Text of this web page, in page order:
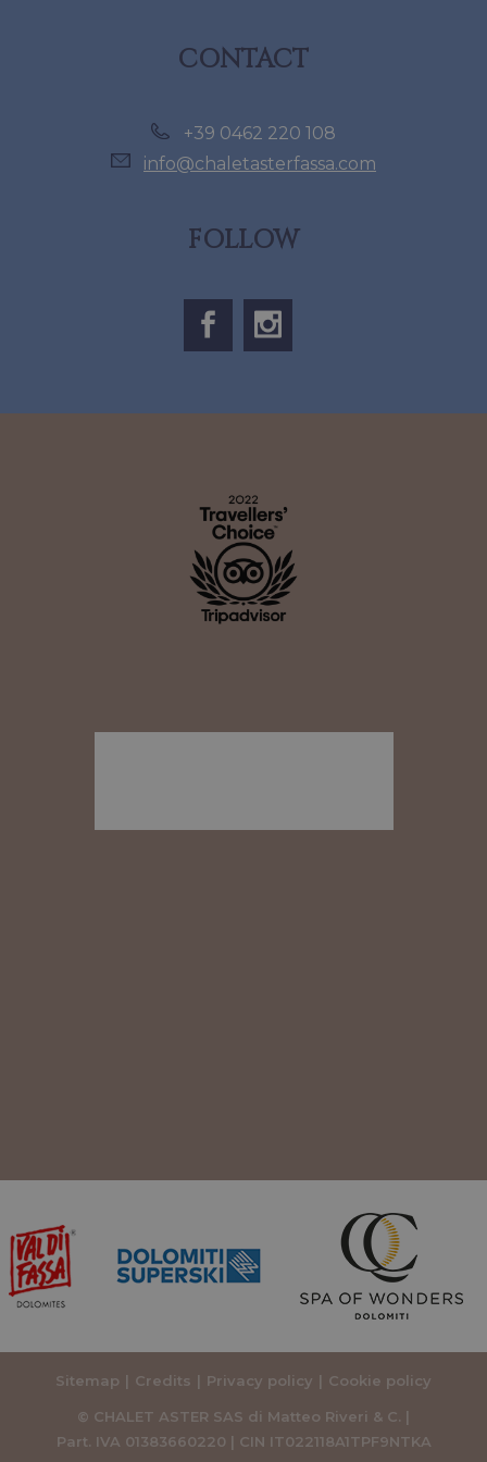
CONTACT
+39 0462 220 108
info@chaletasterfassa.com
FOLLOW
Sitemap Credits Privacy policy Cookie policy
© CHALET ASTER SAS di Matteo Riveri & C. |
Part. IVA 01383660220 | CIN IT022118A1TPF9NTKA